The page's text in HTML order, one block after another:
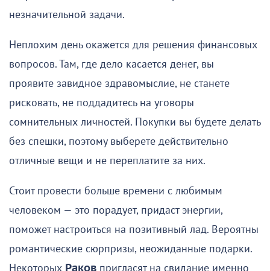
незначительной задачи.
Неплохим день окажется для решения финансовых
вопросов. Там, где дело касается денег, вы
проявите завидное здравомыслие, не станете
рисковать, не поддадитесь на уговоры
сомнительных личностей. Покупки вы будете делать
без спешки, поэтому выберете действительно
отличные вещи и не переплатите за них.
Стоит провести больше времени с любимым
человеком — это порадует, придаст энергии,
поможет настроиться на позитивный лад. Вероятны
романтические сюрпризы, неожиданные подарки.
Некоторых Раков пригласят на свидание именно